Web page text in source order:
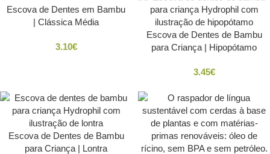
Escova de Dentes em Bambu
| Clássica Média
3.10€
Escova de Dentes de Bambu
para Criança | Hipopótamo
3.45€
Escova de Dentes de Bambu
para Criança | Lontra